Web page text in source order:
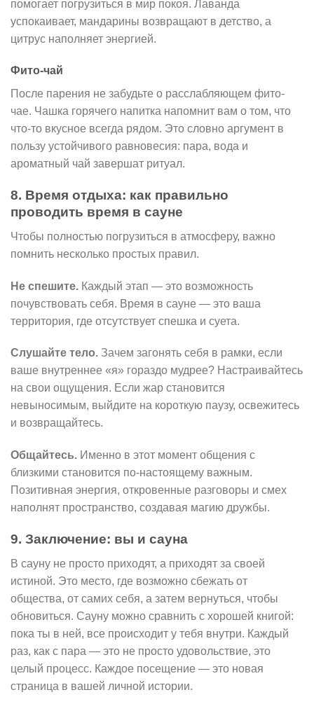
помогает погрузиться в мир покоя. Лаванда
успокаивает, мандарины возвращают в детство, а
цитрус наполняет энергией.
Фито-чай
После парения не забудьте о расслабляющем фито-
чае. Чашка горячего напитка напомнит вам о том, что
что-то вкусное всегда рядом. Это словно аргумент в
пользу устойчивого равновесия: пара, вода и
ароматный чай завершат ритуал.
8. Время отдыха: как правильно
проводить время в сауне
Чтобы полностью погрузиться в атмосферу, важно
помнить несколько простых правил.
Не спешите. Каждый этап — это возможность
почувствовать себя. Время в сауне — это ваша
территория, где отсутствует спешка и суета.
Слушайте тело. Зачем загонять себя в рамки, если
ваше внутреннее «я» гораздо мудрее? Настраивайтесь
на свои ощущения. Если жар становится
невыносимым, выйдите на короткую паузу, освежитесь
и возвращайтесь.
Общайтесь. Именно в этот момент общения с
близкими становится по-настоящему важным.
Позитивная энергия, откровенные разговоры и смех
наполнят пространство, создавая магию дружбы.
9. Заключение: вы и сауна
В сауну не просто приходят, а приходят за своей
истиной. Это место, где возможно сбежать от
общества, от самих себя, а затем вернуться, чтобы
обновиться. Сауну можно сравнить с хорошей книгой:
пока ты в ней, все происходит у тебя внутри. Каждый
раз, как с пара — это не просто удовольствие, это
целый процесс. Каждое посещение — это новая
страница в вашей личной истории.